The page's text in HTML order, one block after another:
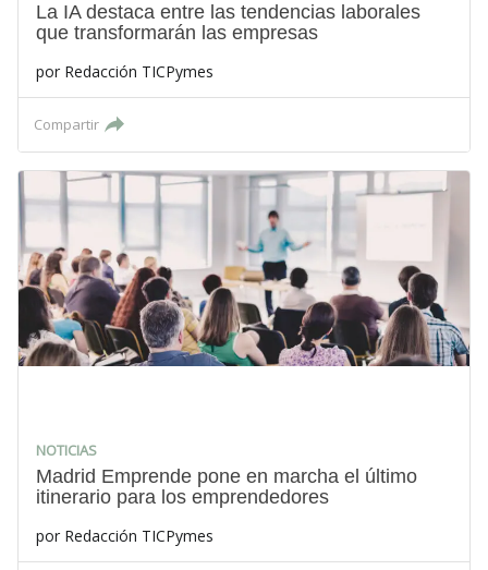
La IA destaca entre las tendencias laborales
que transformarán las empresas
por Redacción TICPymes
Compartir
NOTICIAS
Madrid Emprende pone en marcha el último
itinerario para los emprendedores
por Redacción TICPymes